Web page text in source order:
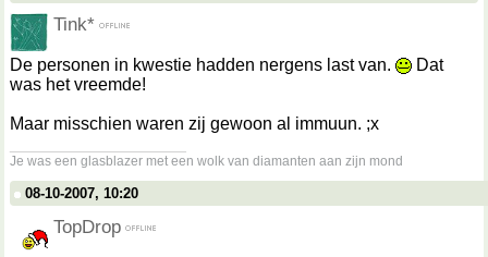
Tink*
De personen in kwestie hadden nergens last van.
Dat
was het vreemde!
Maar misschien waren zij gewoon al immuun. ;x
Je was een glasblazer met een wolk van diamanten aan zijn mond
08-10-2007, 10:20
TopDrop